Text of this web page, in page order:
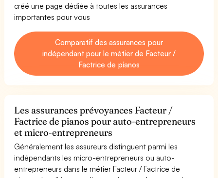
créé une page dédiée à toutes les assurances
importantes pour vous
Comparatif des assurances pour
indépendant pour le métier de Facteur /
Factrice de pianos
Les assurances prévoyances Facteur /
Factrice de pianos pour auto-entrepreneurs
et micro-entrepreneurs
Généralement les assureurs distinguent parmi les
indépendants les micro-entrepreneurs ou auto-
entrepreneurs dans le métier Facteur / Factrice de